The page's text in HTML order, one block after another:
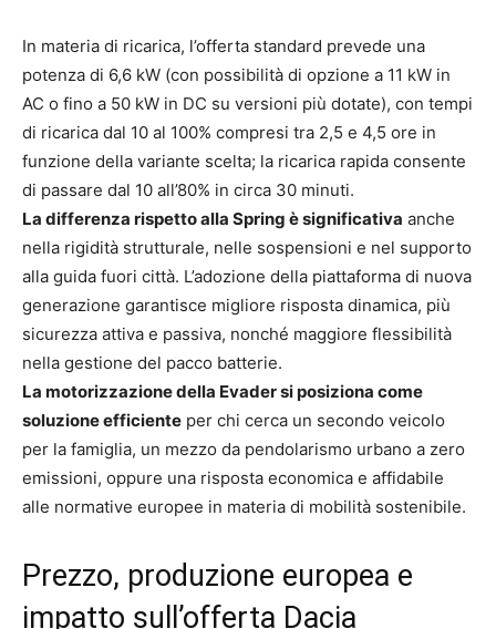
In materia di ricarica, l’offerta standard prevede una
potenza di 6,6 kW (con possibilità di opzione a 11 kW in
AC o fino a 50 kW in DC su versioni più dotate), con tempi
di ricarica dal 10 al 100% compresi tra 2,5 e 4,5 ore in
funzione della variante scelta; la ricarica rapida consente
di passare dal 10 all’80% in circa 30 minuti.
La differenza rispetto alla Spring è significativa anche
nella rigidità strutturale, nelle sospensioni e nel supporto
alla guida fuori città. L’adozione della piattaforma di nuova
generazione garantisce migliore risposta dinamica, più
sicurezza attiva e passiva, nonché maggiore flessibilità
nella gestione del pacco batterie.
La motorizzazione della Evader si posiziona come
soluzione efficiente per chi cerca un secondo veicolo
per la famiglia, un mezzo da pendolarismo urbano a zero
emissioni, oppure una risposta economica e affidabile
alle normative europee in materia di mobilità sostenibile.
Prezzo, produzione europea e
impatto sull’offerta Dacia